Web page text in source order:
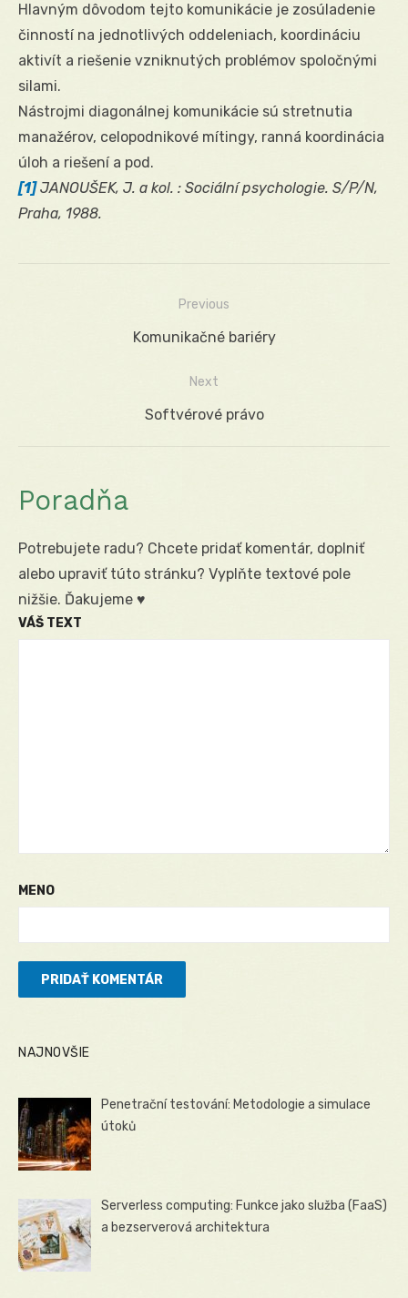
Hlavným dôvodom tejto komunikácie je zosúladenie
činností na jednotlivých oddeleniach, koordináciu
aktivít a riešenie vzniknutých problémov spoločnými
silami.
Nástrojmi diagonálnej komunikácie sú stretnutia
manažérov, celopodnikové mítingy, ranná koordinácia
úloh a riešení a pod.
[1] JANOUŠEK, J. a kol. : Sociální psychologie. S/P/N,
Praha, 1988.
Navigácia
Previous
Previous
Komunikačné bariéry
Next
Next
Softvérové právo
Poradňa
Potrebujete radu? Chcete pridať komentár, doplniť
alebo upraviť túto stránku? Vyplňte textové pole
nižšie. Ďakujeme ♥
VÁŠ TEXT
MENO
NAJNOVŠIE
Penetrační testování: Metodologie a simulace
útoků
Serverless computing: Funkce jako služba (FaaS)
a bezserverová architektura